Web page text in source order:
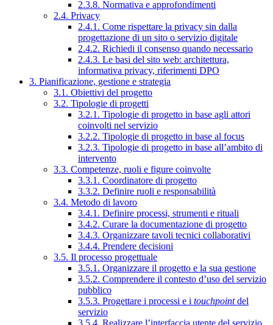
2.3.8. Normativa e approfondimenti
2.4. Privacy
2.4.1. Come rispettare la privacy sin dalla
progettazione di un sito o servizio digitale
2.4.2. Richiedi il consenso quando necessario
2.4.3. Le basi del sito web: architettura,
informativa privacy, riferimenti DPO
3. Pianificazione, gestione e strategia
3.1. Obiettivi del progetto
3.2. Tipologie di progetti
3.2.1. Tipologie di progetto in base agli attori
coinvolti nel servizio
3.2.2. Tipologie di progetto in base al focus
3.2.3. Tipologie di progetto in base all’ambito di
intervento
3.3. Competenze, ruoli e figure coinvolte
3.3.1. Coordinatore di progetto
3.3.2. Definire ruoli e responsabilità
3.4. Metodo di lavoro
3.4.1. Definire processi, strumenti e rituali
3.4.2. Curare la documentazione di progetto
3.4.3. Organizzare tavoli tecnici collaborativi
3.4.4. Prendere decisioni
3.5. Il processo progettuale
3.5.1. Organizzare il progetto e la sua gestione
3.5.2. Comprendere il contesto d’uso del servizio
pubblico
3.5.3. Progettare i processi e i touchpointdel
servizio
3.5.4. Realizzare l’interfaccia utente del servizio